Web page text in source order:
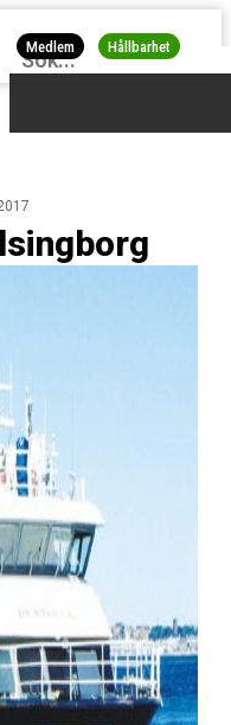
Medlem Hållbarhet